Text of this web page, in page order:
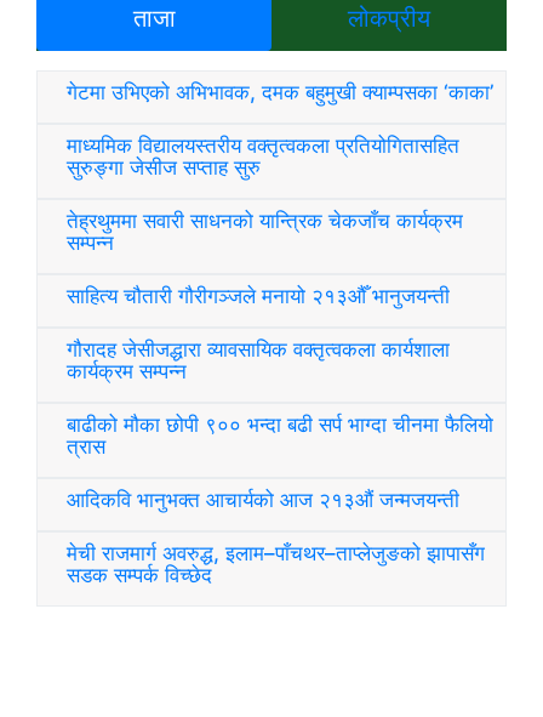
ताजा लोकप्रीय
गेटमा उभिएको अभिभावक, दमक बहुमुखी क्याम्पसका ‘काका’
माध्यमिक विद्यालयस्तरीय वक्तृत्वकला प्रतियोगितासहित
सुरुङ्गा जेसीज सप्ताह सुरु
तेह्रथुममा सवारी साधनको यान्त्रिक चेकजाँच कार्यक्रम
सम्पन्न
साहित्य चौतारी गौरीगञ्जले मनायो २१३औँ भानुजयन्ती
गौरादह जेसीजद्धारा व्यावसायिक वक्तृत्वकला कार्यशाला
कार्यक्रम सम्पन्न
बाढीको मौका छोपी ९०० भन्दा बढी सर्प भाग्दा चीनमा फैलियो
त्रास
आदिकवि भानुभक्त आचार्यको आज २१३औं जन्मजयन्ती
मेची राजमार्ग अवरुद्ध, इलाम–पाँचथर–ताप्लेजुङको झापासँग
सडक सम्पर्क विच्छेद